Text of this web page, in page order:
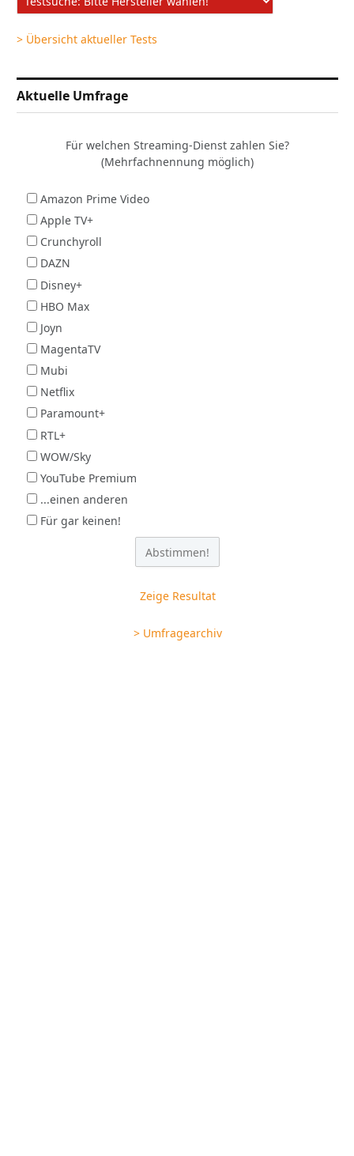
> Übersicht aktueller Tests
Aktuelle Umfrage
Für welchen Streaming-Dienst zahlen Sie?
(Mehrfachnennung möglich)
Amazon Prime Video
Apple TV+
Crunchyroll
DAZN
Disney+
HBO Max
Joyn
MagentaTV
Mubi
Netflix
Paramount+
RTL+
WOW/Sky
YouTube Premium
...einen anderen
Für gar keinen!
Zeige Resultat
> Umfragearchiv